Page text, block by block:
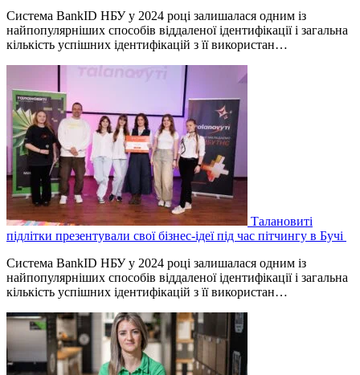
Система BankID НБУ у 2024 році залишалася одним із
найпопулярніших способів віддаленої ідентифікації і загальна
кількість успішних ідентифікацій з її використан…
Талановиті
підлітки презентували свої бізнес-ідеї під час пітчингу в Бучі
Система BankID НБУ у 2024 році залишалася одним із
найпопулярніших способів віддаленої ідентифікації і загальна
кількість успішних ідентифікацій з її використан…